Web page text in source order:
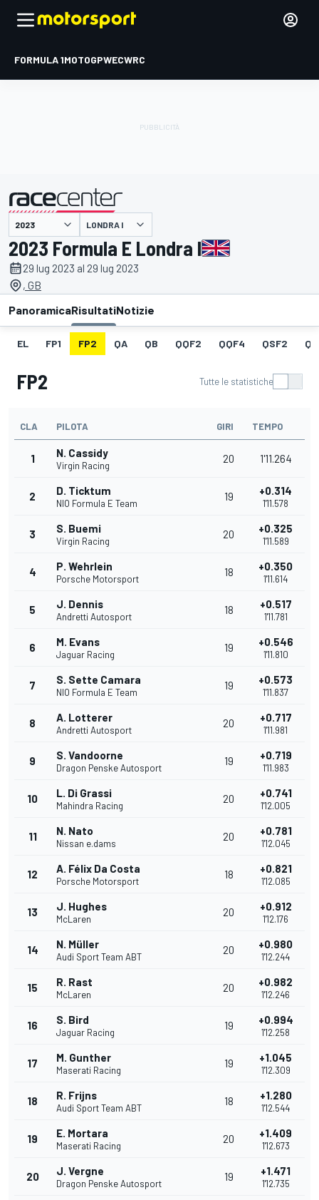
FORMULA 1MOTOGPWECWRC
presentato da LONDRA I
2023 Formula E Londra I
29 lug 2023 al 29 lug 2023
, GB
PanoramicaRisultatiNotizie
EL FP1 FP2 QA QB QQF2 QQF4 QSF2 QF
FP2 Tutte le statistiche
CLA PILOTA GIRI TEMPO
1 N. Cassidy
Virgin Racing
20 1'11.264
2 D. Ticktum
NIO Formula E Team
19 +0.314
1'11.578
3 S. Buemi
Virgin Racing
20 +0.325
1'11.589
4 P. Wehrlein
Porsche Motorsport
18 +0.350
1'11.614
5 J. Dennis
Andretti Autosport
18 +0.517
1'11.781
6 M. Evans
Jaguar Racing
19 +0.546
1'11.810
7 S. Sette Camara
NIO Formula E Team
19 +0.573
1'11.837
8 A. Lotterer
Andretti Autosport
20 +0.717
1'11.981
9 S. Vandoorne
Dragon Penske Autosport
19 +0.719
1'11.983
10 L. Di Grassi
Mahindra Racing
20 +0.741
1'12.005
11 N. Nato
Nissan e.dams
20 +0.781
1'12.045
12 A. Félix Da Costa
Porsche Motorsport
18 +0.821
1'12.085
13 J. Hughes
McLaren
20 +0.912
1'12.176
14 N. Müller
Audi Sport Team ABT
20 +0.980
1'12.244
15 R. Rast
McLaren
20 +0.982
1'12.246
16 S. Bird
Jaguar Racing
19 +0.994
1'12.258
17 M. Gunther
Maserati Racing
19 +1.045
1'12.309
18 R. Frijns
Audi Sport Team ABT
18 +1.280
1'12.544
19 E. Mortara
Maserati Racing
20 +1.409
1'12.673
20 J. Vergne
Dragon Penske Autosport
19 +1.471
1'12.735